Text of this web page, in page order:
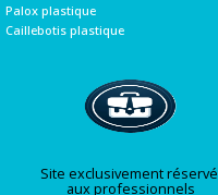
Palox plastique
Caillebotis plastique
Site exclusivement réservé
aux professionnels